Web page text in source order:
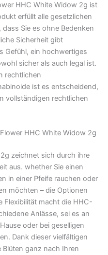
HHC White Widow 2g ist
erfüllt alle gesetzlichen
Sie es ohne Bedenken
Sicherheit gibt
Gefühl, ein hochwertiges
sicher als auch legal ist.
rechtlichen
ist es entscheidend,
vollständigen rechtlichen
HHC White Widow 2g
zeichnet sich durch ihre
aus. whether Sie einen
in einer Pfeife rauchen oder
möchten – die Optionen
Flexibilität macht die HHC-
Anlässe, sei es an
oder bei geselligen
Dank dieser vielfältigen
ganz nach Ihren